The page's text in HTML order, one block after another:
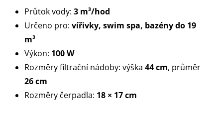
Průtok vody:3 m³/hod
Určeno pro:vířivky, swim spa, bazény do 19
m³
Výkon: 100 W
Rozměry filtrační nádoby: výška44 cm, průměr
26 cm
Rozměry čerpadla: 18 × 17 cm